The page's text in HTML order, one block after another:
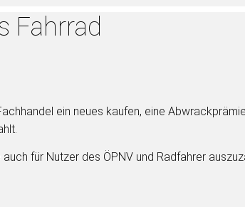
Fahrrad
ein neues kaufen, eine
für Nutzer des ÖPNV und Radfahrer